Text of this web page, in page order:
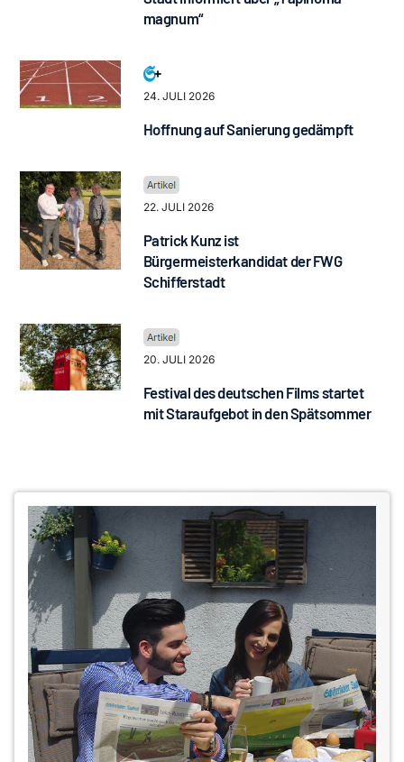
magnum“
24. JULI 2026
Hoffnung auf Sanierung gedämpft
22. JULI 2026
Patrick Kunz ist
Bürgermeisterkandidat der FWG
Schifferstadt
20. JULI 2026
Festival des deutschen Films startet
mit Staraufgebot in den Spätsommer